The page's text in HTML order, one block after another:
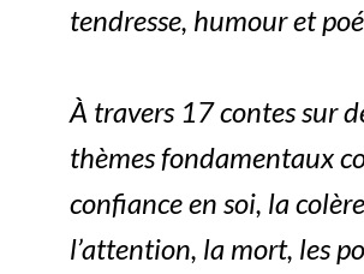
tendresse, humour et
À travers 17 contes sur
thèmes fondamentaux
confiance en soi, la
l’attention, la mort, les